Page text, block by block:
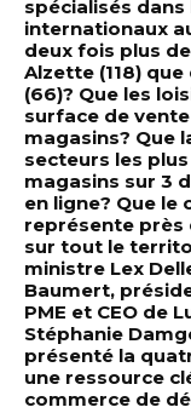
spécialisés
internationaux
deux fois plus
Alzette (118)
(66)? Que les
surface de
magasins? Que
secteurs les
magasins sur 3
en ligne? Que
représente près
sur tout le
ministre Lex
Baumert,
PME et CEO de
Stéphanie
présenté la
une ressource
commerce de